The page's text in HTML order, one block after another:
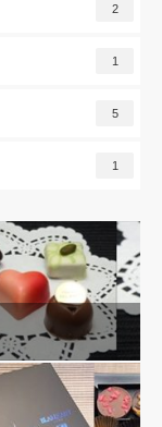
2
1
5
1